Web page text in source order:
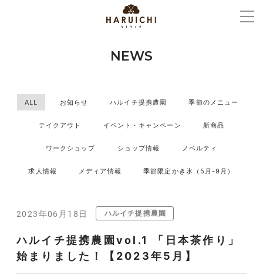
NEWS
ALL お知らせ ハルイチ提携農園 季節のメニュー
テイクアウト イベント・キャンペーン 新商品
ワークショップ ショップ情報 ノベルティ
求人情報 メディア情報 季節限定かき氷（5月-9月）
2023年06月18日 ハルイチ提携農園
ハルイチ提携農園vol.1 「日本茶作り」
始まりました！【2023年5月】